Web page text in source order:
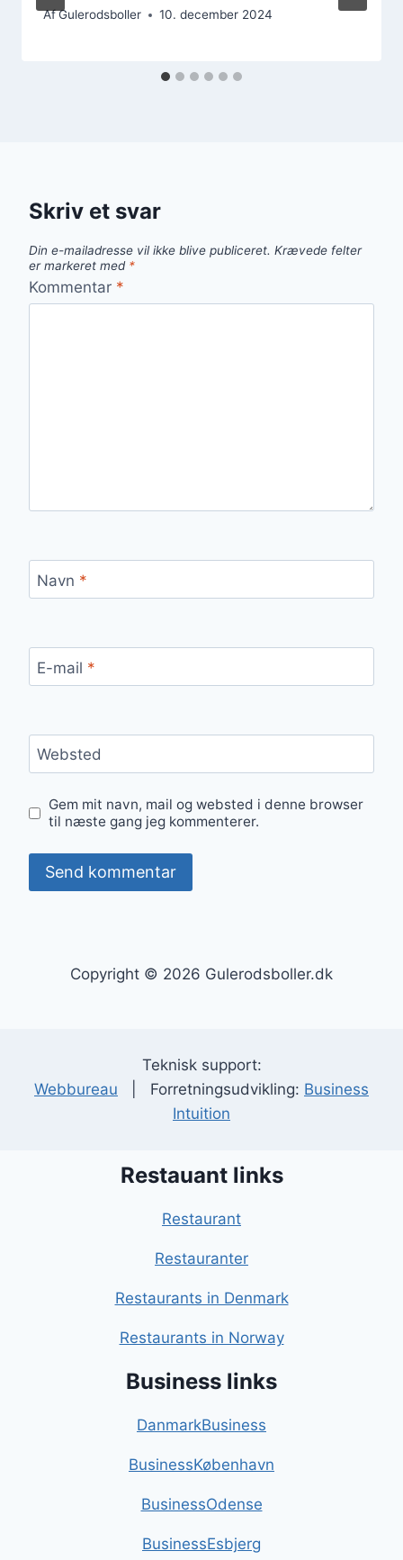
AfGulerodsboller 10. december 2024
Skriv et svar
Din e-mailadresse vil ikke blive publiceret. Krævede felter
er markeret med *
Kommentar *
Navn *
E-mail *
Websted
Gem mit navn, mail og websted i denne browser
til næste gang jeg kommenterer.
Copyright © 2026 Gulerodsboller.dk
Teknisk support:
Webbureau | Forretningsudvikling: Business
Intuition
Restauant links
Restaurant
Restauranter
Restaurants in Denmark
Restaurants in Norway
Business links
DanmarkBusiness
BusinessKøbenhavn
BusinessOdense
BusinessEsbjerg